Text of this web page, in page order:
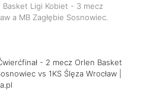
Basket Ligi Kobiet - 3 mecz
a MB Zagłębie Sosnowiec.